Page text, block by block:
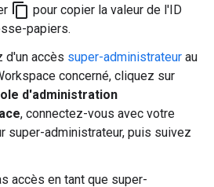
content_copy pour copier la valeur de l'ID
papiers.
d'un accès super-administrateur au
concerné, cliquez sur
d'administration
, connectez-vous avec votre
super-administrateur, puis suivez
accès en tant que super-